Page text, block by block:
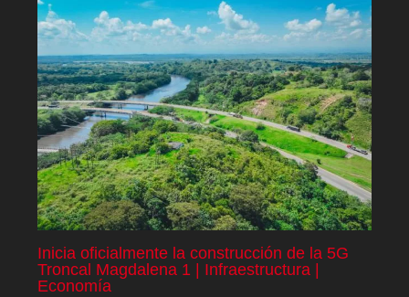
Inicia oficialmente la construcción de la 5G
Troncal Magdalena 1 | Infraestructura |
Economía